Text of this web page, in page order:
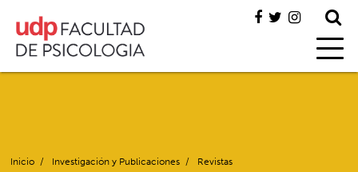
Inicio / Investigación y Publicaciones / Revistas